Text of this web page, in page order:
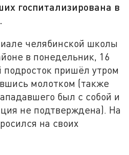
госпитализирована в
челябинской школы
в понедельник, 16
подросток пришёл утром
молотком (также
был с собой и
не подтверждена). На
на своих